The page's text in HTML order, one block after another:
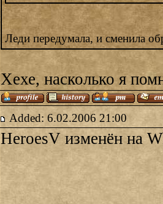
Леди передумала, и сменила
Хехе, насколько я
Added: 6.02.2006 21:00
HeroesV изменён на